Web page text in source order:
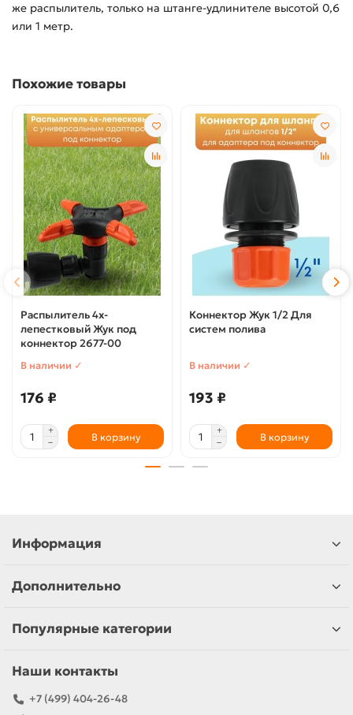
же распылитель, только на штанге-удлинителе высотой 0,6
или 1 метр.
Похожие товары
Распылитель 4х-
лепестковый Жук под
коннектор 2677-00
В наличии ✓
176 ₽
В корзину
Коннектор Жук 1/2 Для
систем полива
В наличии ✓
193 ₽
В корзину
Информация
Дополнительно
Популярные категории
Наши контакты
+7 (499) 404-26-48